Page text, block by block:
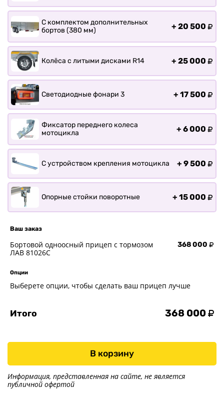
С комплектом дополнительных
бортов (380 мм)
+ 20 500
Колёса с литыми дисками R14 + 25 000
Светодиодные фонари 3 + 17 500
Фиксатор переднего колеса
мотоцикла
+ 6 000
С устройством крепления мотоцикла + 9 500
Опорные стойки поворотные + 15 000
Ваш заказ
Бортовой одноосный прицеп с тормозом
ЛАВ 81026C
368 000
Опции
Выберете опции, чтобы сделать ваш прицеп лучше
Итого 368 000
В корзину
Информация, представленная на сайте, не является
публичной офертой